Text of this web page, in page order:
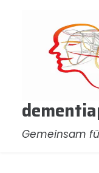
Gemeinsam